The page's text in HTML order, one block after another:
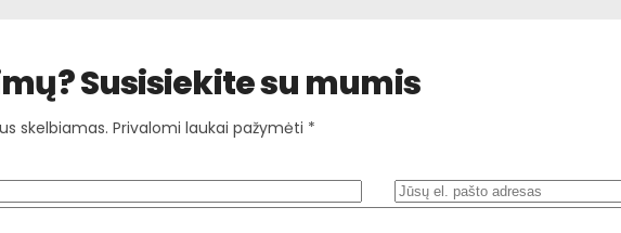
Susisiekite su mumis
skelbiamas. Privalomi laukai pažymėti *